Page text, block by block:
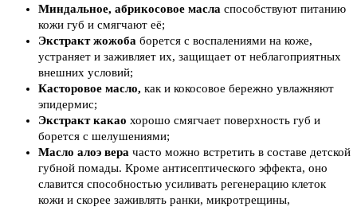
Миндальное, абрикосовое масла способствуют питанию
кожи губ и смягчают её;
Экстракт жожоба борется с воспалениями на коже,
устраняет и заживляет их, защищает от неблагоприятных
внешних условий;
Касторовое масло, как и кокосовое бережно увлажняют
эпидермис;
Экстракт какао хорошо смягчает поверхность губ и
борется с шелушениями;
Масло алоэ вера часто можно встретить в составе детской
губной помады. Кроме антисептического эффекта, оно
славится способностью усиливать регенерацию клеток
кожи и скорее заживлять ранки, микротрещины,